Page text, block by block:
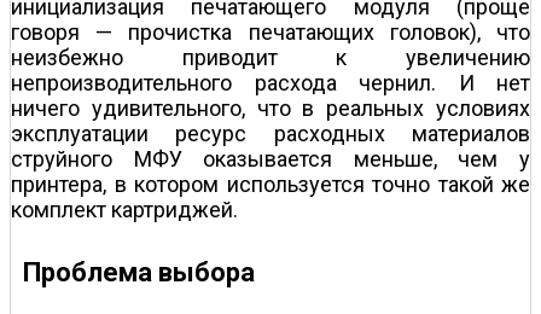
инициализация печатающего модуля (проще
говоря — прочистка печатающих головок), что
неизбежно приводит к увеличению
непроизводительного расхода чернил. И нет
ничего удивительного, что в реальных условиях
эксплуатации ресурс расходных материалов
струйного МФУ оказывается меньше, чем у
принтера, в котором используется точно такой же
комплект картриджей.
Проблема выбора